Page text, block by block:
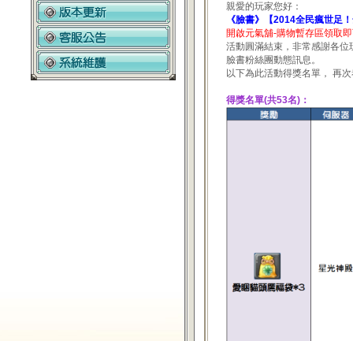
親愛的玩家您好：
《臉書》【2014全民瘋世足
開啟元氣舖-購物暫存區領取
活動圓滿結束，非常感謝各
臉書粉絲團動態訊息。
以下為此活動得獎名單， 再
得獎名單(共53名)：